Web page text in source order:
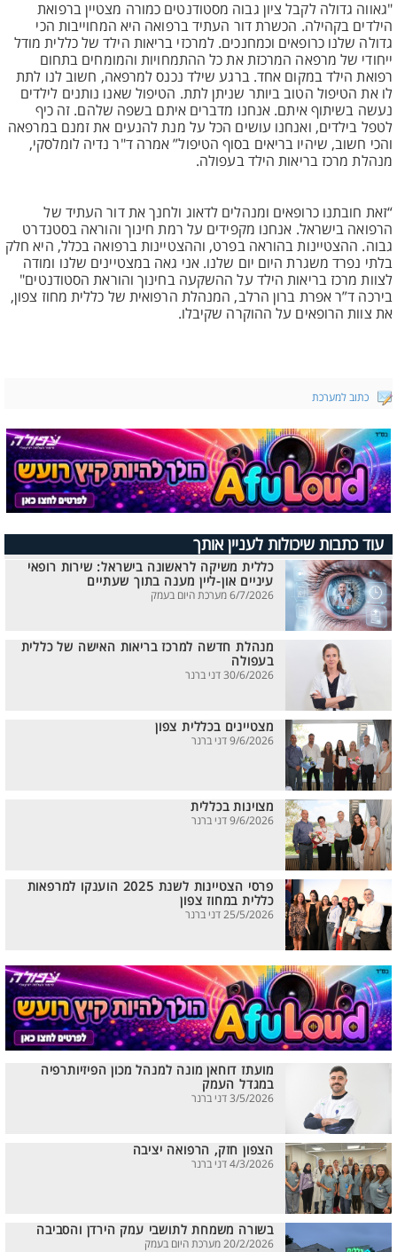
"גאווה גדולה לקבל ציון גבוה מסטודנטים כמורה מצטיין ברפואת
הילדים בקהילה. הכשרת דור העתיד ברפואה היא המחוייבות הכי
גדולה שלנו כרופאים וכמחנכים. למרכזי בריאות הילד של כללית מודל
ייחודי של מרפאה המרכזת את כל ההתמחויות והמומחים בתחום
רפואת הילד במקום אחד. ברגע שילד נכנס למרפאה, חשוב לנו לתת
לו את הטיפול הטוב ביותר שניתן לתת. הטיפול שאנו נותנים לילדים
נעשה בשיתוף איתם. אנחנו מדברים איתם בשפה שלהם. זה כיף
לטפל בילדים, ואנחנו עושים הכל על מנת להנעים את זמנם במרפאה
והכי חשוב, שיהיו בריאים בסוף הטיפול” אמרה ד"ר נדיה לומלסקי,
מנהלת מרכז בריאות הילד בעפולה.
“זאת חובתנו כרופאים ומנהלים לדאוג ולחנך את דור העתיד של
הרפואה בישראל. אנחנו מקפידים על רמת חינוך והוראה בסטנדרט
גבוה. ההצטיינות בהוראה בפרט, וההצטיינות ברפואה בכלל, היא חלק
בלתי נפרד משגרת היום יום שלנו. אני גאה במצטיינים שלנו ומודה
לצוות מרכז בריאות הילד על ההשקעה בחינוך והוראת הסטודנטים"
בירכה ד”ר אפרת ברון הרלב, המנהלת הרפואית של כללית מחוז צפון,
את צוות הרופאים על ההוקרה שקיבלו.
כתוב למערכת
עוד כתבות שיכולות לעניין אותך
כללית משיקה לראשונה בישראל: שירות רופאי
עיניים און-ליין מענה בתוך שעתיים
6/7/2026 מערכת היום בעמק
מנהלת חדשה למרכז בריאות האישה של כללית
בעפולה
30/6/2026 דני ברנר
מצטיינים בכללית צפון
9/6/2026 דני ברנר
מצוינות בכללית
9/6/2026 דני ברנר
פרסי הצטיינות לשנת 2025 הוענקו למרפאות
כללית במחוז צפון
25/5/2026 דני ברנר
מועתז דוחאן מונה למנהל מכון הפיזיותרפיה
במגדל העמק
3/5/2026 דני ברנר
הצפון חזק, הרפואה יציבה
4/3/2026 דני ברנר
בשורה משמחת לתושבי עמק הירדן והסביבה
20/2/2026 מערכת היום בעמק